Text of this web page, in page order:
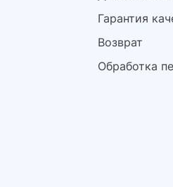
Гарантия
Возврат
Обработка